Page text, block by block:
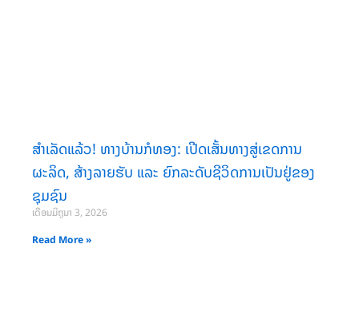
ສຳເລັດແລ້ວ! ທາງບ້ານກໍທອງ: ເປີດເສັ້ນທາງສູ່ເຂດການ
ຜະລິດ, ສ້າງລາຍຮັບ ແລະ ຍົກລະດັບຊີວິດການເປັນຢູ່ຂອງ
ຊຸມຊົນ
ເດືອນມິຖຸນາ 3, 2026
Read More »